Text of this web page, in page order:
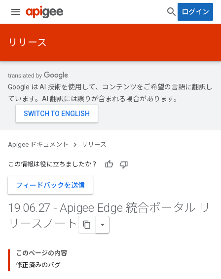
ログイン
リリース
Google は AI 技術を使用して、コンテンツをご希望の言語に翻訳し
ています。AI 翻訳には誤りが含まれる場合があります。
Apigee ドキュメント リリース
この情報は役に立ちましたか？
フィードバックを送信
19.06.27 - Apigee Edge 統合ポータル リ
リースノート
このページの内容
修正済みのバグ